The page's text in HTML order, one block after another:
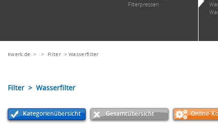
Kwerk.de > > Filter>Wasserfilter
Filter > Wasserfilter
Kategorienübersicht Gesamtübersicht Online-